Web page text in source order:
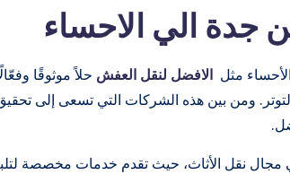
جدة الي الاحساء
مثل الافضل لنقل العفش حلاً موثوقًا
ومن بين هذه الشركات التي تسعى إلى
مجال نقل الأثاث، حيث تقدم خدمات مخصصة